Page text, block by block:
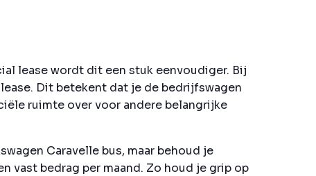
lease wordt dit een stuk eenvoudiger. Bij
Dit betekent dat je de bedrijfswagen
ruimte over voor andere belangrijke
Caravelle bus, maar behoud je
vast bedrag per maand. Zo houd je grip op